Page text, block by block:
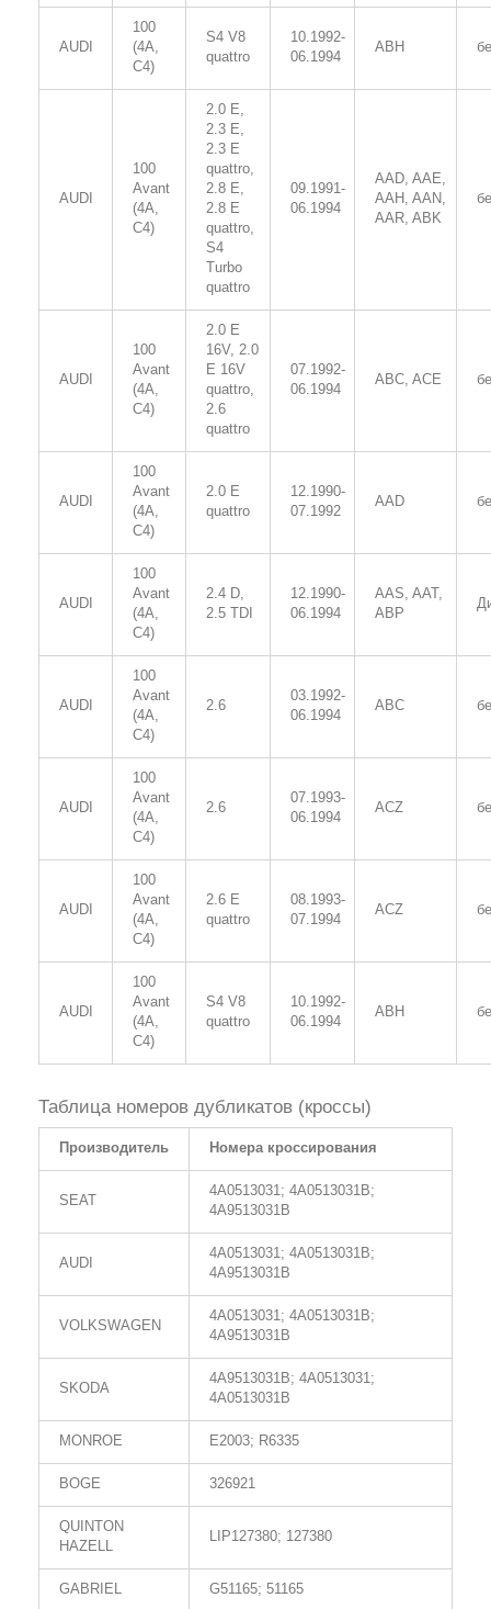
AUDI
100
(4A,
C4)
S4 V8
quattro
10.1992-
06.1994
ABH
AUDI
100
Avant
(4A,
C4)
2.0 E,
2.3 E,
2.3 E
quattro,
2.8 E,
2.8 E
quattro,
S4
Turbo
quattro
09.1991-
06.1994
AAD, AAE,
AAH, AAN,
AAR, ABK
AUDI
100
Avant
(4A,
C4)
2.0 E
16V, 2.0
E 16V
quattro,
2.6
quattro
07.1992-
06.1994
ABC, ACE
AUDI
100
Avant
(4A,
C4)
2.0 E
quattro
12.1990-
07.1992
AAD
AUDI
100
Avant
(4A,
C4)
2.4 D,
2.5 TDI
12.1990-
06.1994
AAS, AAT,
ABP
AUDI
100
Avant
(4A,
C4)
2.6
03.1992-
06.1994
ABC
AUDI
100
Avant
(4A,
C4)
2.6
07.1993-
06.1994
ACZ
AUDI
100
Avant
(4A,
C4)
2.6 E
quattro
08.1993-
07.1994
ACZ
AUDI
100
Avant
(4A,
C4)
S4 V8
quattro
10.1992-
06.1994
ABH
Таблица номеров дубликатов (кроссы)
Производитель Номера кроссирования
SEAT
4A0513031; 4A0513031B;
4A9513031B
AUDI
4A0513031; 4A0513031B;
4A9513031B
VOLKSWAGEN
4A0513031; 4A0513031B;
4A9513031B
SKODA
4A9513031B; 4A0513031;
4A0513031B
MONROE E2003; R6335
BOGE 326921
QUINTON
HAZELL
LIP127380; 127380
GABRIEL G51165; 51165